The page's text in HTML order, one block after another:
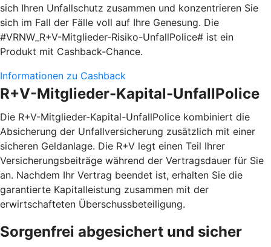
sich Ihren Unfallschutz zusammen und konzentrieren Sie
sich im Fall der Fälle voll auf Ihre Genesung. Die
#VRNW_R+V-Mitglieder-Risiko-UnfallPolice# ist ein
Produkt mit Cashback-Chance.
Informationen zu Cashback
R+V-Mitglieder-Kapital-UnfallPolice
Die R+V-Mitglieder-Kapital-UnfallPolice kombiniert die
Absicherung der Unfallversicherung zusätzlich mit einer
sicheren Geldanlage. Die R+V legt einen Teil Ihrer
Versicherungsbeiträge während der Vertragsdauer für Sie
an. Nachdem Ihr Vertrag beendet ist, erhalten Sie die
garantierte Kapitalleistung zusammen mit der
erwirtschafteten Überschussbeteiligung.
Sorgenfrei abgesichert und sicher